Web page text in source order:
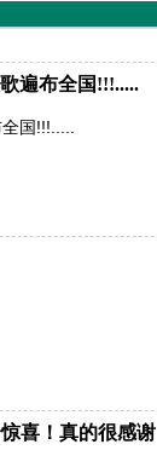
遍布全国!!!.....
国!!!.....
喜！真的很感谢